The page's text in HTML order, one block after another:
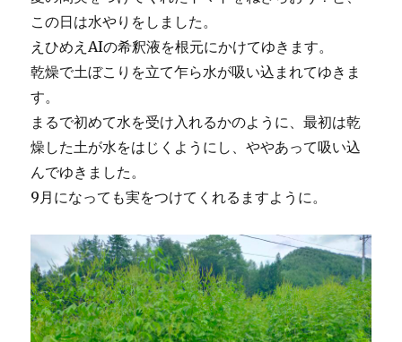
この日は水やりをしました。
えひめえAIの希釈液を根元にかけてゆきます。
乾燥で土ぼこりを立て乍ら水が吸い込まれてゆきま
す。
まるで初めて水を受け入れるかのように、最初は乾
燥した土が水をはじくようにし、ややあって吸い込
んでゆきました。
9月になっても実をつけてくれるますように。